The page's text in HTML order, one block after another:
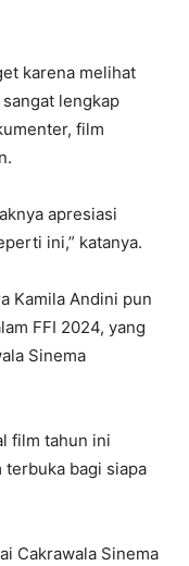
karena melihat
lengkap
film
apresiasi
ini,” katanya.
Kamila Andini pun
FFI 2024, yang
Sinema
film tahun ini
bagi siapa
Cakrawala Sinema